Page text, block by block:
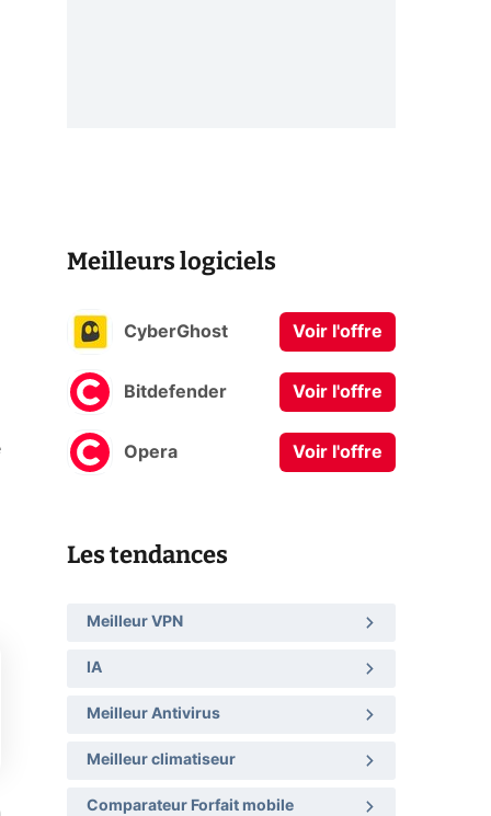
Meilleurs logiciels
CyberGhost Voir l'offre
Bitdefender Voir l'offre
Opera Voir l'offre
Les tendances
Meilleur VPN
IA
Meilleur Antivirus
Meilleur climatiseur
Comparateur Forfait mobile